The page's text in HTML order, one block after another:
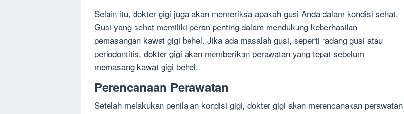
Selain itu, dokter gigi juga akan memeriksa apakah gusi Anda dalam kondisi sehat.
Gusi yang sehat memiliki peran penting dalam mendukung keberhasilan
pemasangan kawat gigi behel. Jika ada masalah gusi, seperti radang gusi atau
periodontitis, dokter gigi akan memberikan perawatan yang tepat sebelum
memasang kawat gigi behel.
Perencanaan Perawatan
Setelah melakukan penilaian kondisi gigi, dokter gigi akan merencanakan perawatan